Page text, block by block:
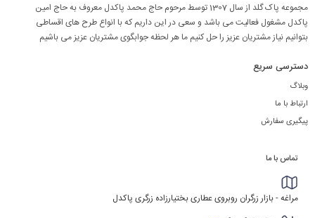
مجموعه پاک گلد از سال 1307 توسط مرحوم حاج محمد پاکدل معروف به حاج امین
پاکدل مشغول فعالیت می باشد و سعی در این داریم که با انواع طرح های اقساطی
بتوانیم نیاز مشتریان عزیز را حل کنیم ما هر لحظه جوابگوی مشتریان عزیز می باشیم
دسترسی سریع
وبلاگ
ارتباط با ما
پیگیری سفارش
تماس با ما
مراغه - بازار زرگران روبروی عطاری بختیارزاده زرگری پاکدل